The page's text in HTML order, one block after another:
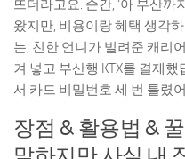
뜨더라고요. 순간, ‘아 부산까
왔지만, 비용이랑 혜택 생각
는, 친한 언니가 빌려준 캐리
겨 넣고 부산행 KTX를 결제했
서 카드 비밀번호 세 번 틀렸
장점 & 활용법 &